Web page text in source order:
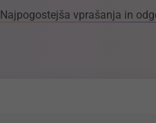
Najpogostejša vprašanja in